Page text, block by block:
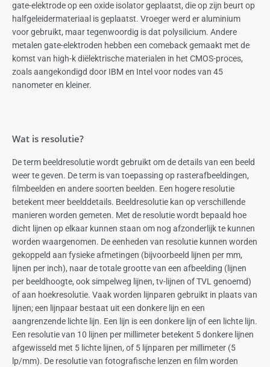
gate-elektrode op een oxide isolator geplaatst, die op zijn beurt op
halfgeleidermateriaal is geplaatst. Vroeger werd er aluminium
voor gebruikt, maar tegenwoordig is dat polysilicium. Andere
metalen gate-elektroden hebben een comeback gemaakt met de
komst van high-k diëlektrische materialen in het CMOS-proces,
zoals aangekondigd door IBM en Intel voor nodes van 45
nanometer en kleiner.
Wat is resolutie?
De term beeldresolutie wordt gebruikt om de details van een beeld
weer te geven. De term is van toepassing op rasterafbeeldingen,
filmbeelden en andere soorten beelden. Een hogere resolutie
betekent meer beelddetails. Beeldresolutie kan op verschillende
manieren worden gemeten. Met de resolutie wordt bepaald hoe
dicht lijnen op elkaar kunnen staan om nog afzonderlijk te kunnen
worden waargenomen. De eenheden van resolutie kunnen worden
gekoppeld aan fysieke afmetingen (bijvoorbeeld lijnen per mm,
lijnen per inch), naar de totale grootte van een afbeelding (lijnen
per beeldhoogte, ook simpelweg lijnen, tv-lijnen of TVL genoemd)
of aan hoekresolutie. Vaak worden lijnparen gebruikt in plaats van
lijnen; een lijnpaar bestaat uit een donkere lijn en een
aangrenzende lichte lijn. Een lijn is een donkere lijn of een lichte lijn.
Een resolutie van 10 lijnen per millimeter betekent 5 donkere lijnen
afgewisseld met 5 lichte lijnen, of 5 lijnparen per millimeter (5
lp/mm). De resolutie van fotografische lenzen en film worden